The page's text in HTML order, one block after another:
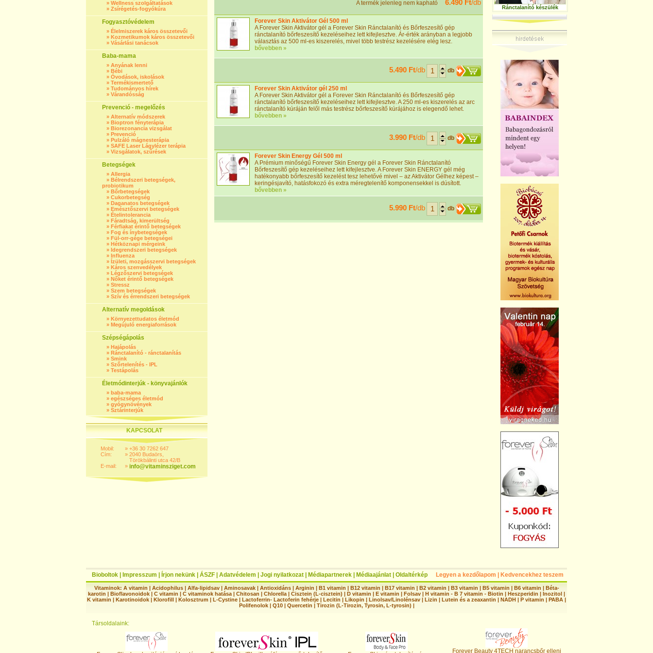
» Wellness szolgáltatások
» Zsírégetés-fogyókúra
Fogyasztóvédelem
» Élelmiszerek káros összetevői
» Kozmetikumok káros összetevői
» Vásárlási tanácsok
Baba-mama
» Anyának lenni
» Bébi
» Óvodások, iskolások
» Termékismertető
» Tudományos hírek
» Várandósság
Prevenció - megelőzés
» Alternatív módszerek
» Bioptron fényterápia
» Biorezonancia vizsgálat
» Prevenció
» Pulzáló mágnesterápia
» SAFE Laser Lágylézer terápia
» Vizsgálatok, szűrések
Betegségek
» Allergia
» Bélrendszeri betegségek,
probiotikum
» Bőrbetegségek
» Cukorbetegség
» Daganatos betegségek
» Emésztőszervi betegségek
» Ételintolerancia
» Fáradtság, kimerültség
» Férfiakat érintő betegségek
» Fog és ínybetegségek
» Fül-orr-gége betegségei
» Hétköznapi mérgeink
» Idegrendszeri betegségek
» Influenza
» Ízületi, mozgásszervi betegségek
» Káros szenvedélyek
» Légzőszervi betegségek
» Nőket érintő betegségek
» Stressz
» Szem betegségek
» Szív és érrendszeri betegségek
Alternatív megoldások
» Környezettudatos életmód
» Megújuló energiaforrások
Szépségápolás
» Hajápolás
» Ránctalanító - ránctalanítás
» Smink
» Szőrtelenítés - IPL
» Testápolás
Életmódinterjúk - könyvajánlók
» baba-mama
» egészséges életmód
» gyógynövények
» Sztárinterjúk
KAPCSOLAT
Mobil:
Cím:
E-mail:
»
»
»
+36 30 7262 647
2040 Budaörs,
Törökbálinti utca 42/B
info@vitaminsziget.com
A termék jelenleg nem kapható 6.490 Ft/db
Forever Skin Aktivátor Gél 500 ml
A Forever Skin Aktivátor gél a Forever Skin Ránctalanító és Bőrfeszesítő gép
ránctalanító bőrfeszesítő kezeléseihez lett kifejlesztve. Ár-érték arányban a legjobb
választás az 500 ml-es kiszerelés, mivel több testrész kezelésére elég lesz.
bővebben »
5.490 Ft/db db
Forever Skin Aktivátor gél 250 ml
A Forever Skin Aktivátor gél a Forever Skin Ránctalanító és Bőrfeszesítő gép
ránctalanító bőrfeszesítő kezeléseihez lett kifejlesztve. A 250 ml-es kiszerelés az arc
ránctalanító kúráján felől más testrész bőrfeszesítő kúrájához is elegendő lehet.
bővebben »
3.990 Ft/db db
Forever Skin Energy Gél 500 ml
A Prémium minőségű Forever Skin Energy gél a Forever Skin Ránctalanító
Bőrfeszesítő gép kezeléseihez lett kifejlesztve. A Forever Skin ENERGY gél még
hatékonyabb bőrfeszesítő kezelést tesz lehetővé mivel – az Aktivátor Gélhez képest –
keringésjavító, hatásfokozó és extra méregtelenítő komponensekkel is dúsított.
bővebben »
5.990 Ft/db db
Ránctalanító készülék
Bioboltok Impresszum Írjon nekünk ÁSZF Adatvédelem Jogi nyilatkozat Médiapartnerek Médiaajánlat Oldaltérkép Legyen a kezdőlapom Kedvencekhez teszem
Vitaminok: A vitamin | Acidophilus| Alfa-lipidsav| Aminosavak| Antioxidáns| Arginin | B1 vitamin | B12 vitamin | B17 vitamin | B2 vitamin | B3 vitamin | B5 vitamin | B6 vitamin | Béta-
karotin | Bioflavonoidok | C vitamin | C vitaminok hatása | Chitosan | Chlorella | Cisztein (L-cisztein) | D vitamin | E vitamin | Folsav | H vitamin - B 7 vitamin - Biotin | Heszperidin | Inozitol |
K vitamin | Karotinoidok | Klorofill | Kolosztrum | L-Cystine | Lactoferrin- Lactoferin fehérje | Lecitin | Likopin | Linolsav/Linolénsav | Lizin | Lutein és a zeaxantin | NADH | P vitamin | PABA |
Polifenolok| Q10| Quercetin | Tirozin (L-Tirozin, Tyrosin, L-tyrosin) |
Társoldalaink:
Forever Beauty 4TECH narancsbőr elleni